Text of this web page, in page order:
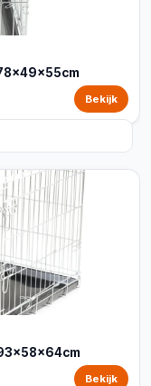
Bekijk
Bekijk